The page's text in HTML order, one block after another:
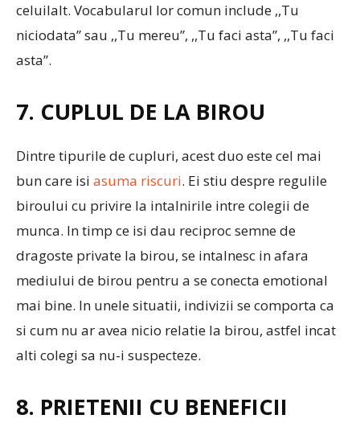
celuilalt. Vocabularul lor comun include ,,Tu
niciodata” sau ,,Tu mereu”, ,,Tu faci asta”, ,,Tu faci
asta”.
7. CUPLUL DE LA BIROU
Dintre tipurile de cupluri, acest duo este cel mai
bun care isi asuma riscuri. Ei stiu despre regulile
biroului cu privire la intalnirile intre colegii de
munca. In timp ce isi dau reciproc semne de
dragoste private la birou, se intalnesc in afara
mediului de birou pentru a se conecta emotional
mai bine. In unele situatii, indivizii se comporta ca
si cum nu ar avea nicio relatie la birou, astfel incat
alti colegi sa nu-i suspecteze.
8. PRIETENII CU BENEFICII